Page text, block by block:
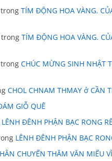
trongTÍM ĐỘNG HOA VÀNG.
trongTÍM ĐỘNG HOA VÀNG.
trongCHÚC MỪNG SINH NHẬT
CHOL CHNAM THMAY ở CẦN
GIỖ QUÊ
LÊNH ĐÊNH PHẬN BẠC RONG
LÊNH ĐÊNH PHẬN BẠC
CHUYẾN THĂM VĂN MIẾU